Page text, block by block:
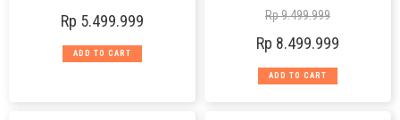
Rp 5.499.999
ADD TO CART
Rp9.499.999
Rp 8.499.999
ADD TO CART